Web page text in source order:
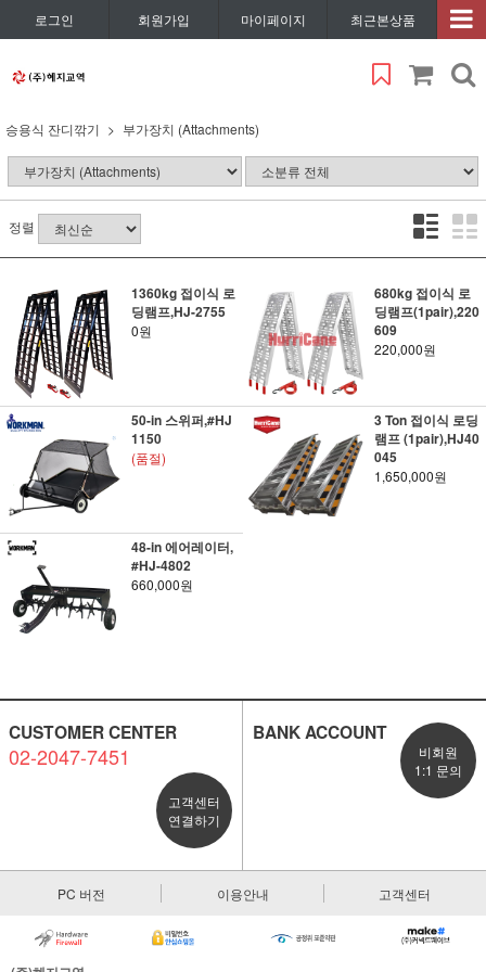
로그인 회원가입 마이페이지 최근본상품
승용식 잔디깎기 부가장치 (Attachments)
정렬
1360kg 접이식 로
딩램프,HJ-2755
0원
680kg 접이식 로
딩램프(1pair),220
609
220,000원
50-in 스위퍼,#HJ
1150
(품절)
3 Ton 접이식 로딩
램프 (1pair),HJ40
045
1,650,000원
48-in 에어레이터,
#HJ-4802
660,000원
CUSTOMER CENTER
02-2047-7451
고객센터
연결하기
BANK ACCOUNT
비회원
1:1 문의
PC 버전 이용안내 고객센터